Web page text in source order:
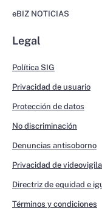
eBIZ NOTICIAS
Legal
Política SIG
Privacidad de usuario
Protección de datos
No discriminación
Denuncias antisoborno
Privacidad de
Directriz de equidad e
Términos y condiciones